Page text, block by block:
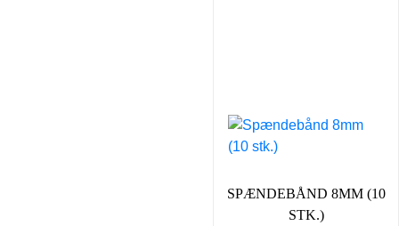
SPÆNDEBÅND 8MM (10
STK.)